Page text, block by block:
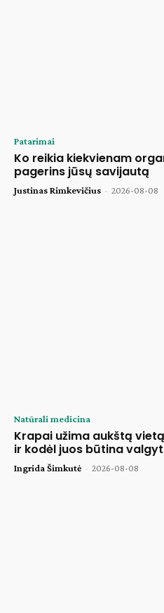
Patarimai
Ko reikia kiekvienam
pagerins jūsų savijautą
Justinas Rimkevičius - 2026-08-08
Natūrali medicina
Krapai užima aukštą
ir kodėl juos būtina
Ingrida Šimkutė - 2026-08-08